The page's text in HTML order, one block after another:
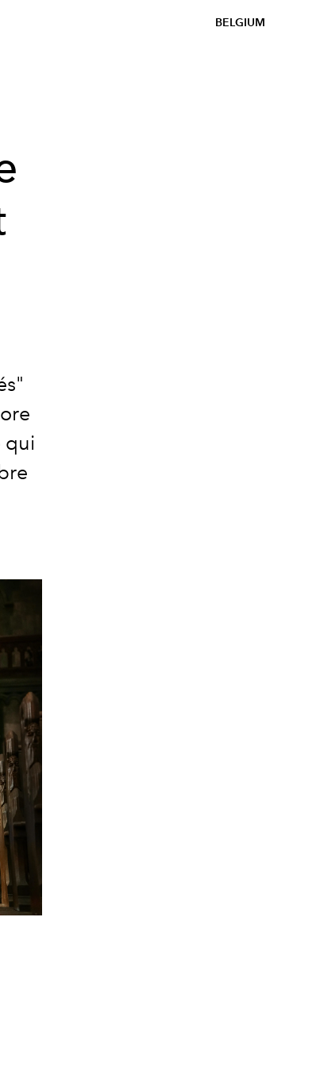
BELGIUM
qui